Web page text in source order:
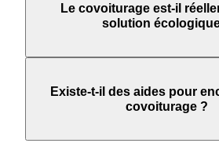
Le covoiturage est-il
solution
Existe-t-il des aides pour
covoiturage ?